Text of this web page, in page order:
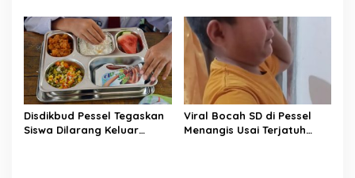
Bayang ke Kejari Solok
Taratak Sutera Tuai
Sorotan Warga
Disdikbud Pessel Tegaskan
Siswa Dilarang Keluar
Viral Bocah SD di Pessel
Menangis Usai Terjatuh